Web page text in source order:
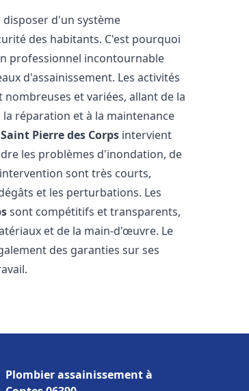
disposer d'un système
des habitants. C'est pourquoi
professionnel incontournable
d'assainissement. Les activités
nombreuses et variées, allant de la
réparation et à la maintenance
Saint Pierre des Corps intervient
les problèmes d'inondation, de
sont très courts,
et les perturbations. Les
sont compétitifs et transparents,
et de la main-d'œuvre. Le
des garanties sur ses
Plombier assainissement à